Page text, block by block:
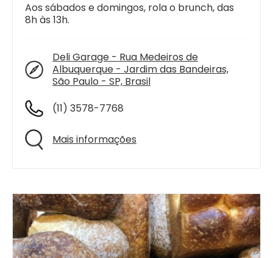
Aos sábados e domingos, rola o brunch, das
8h às 13h.
Deli Garage - Rua Medeiros de
Albuquerque - Jardim das Bandeiras,
São Paulo - SP, Brasil
(11) 3578-7768
Mais informações